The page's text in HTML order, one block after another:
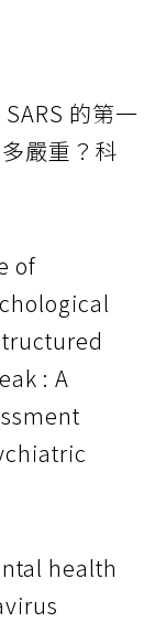
的第一
嚴重？科
of
: A
health